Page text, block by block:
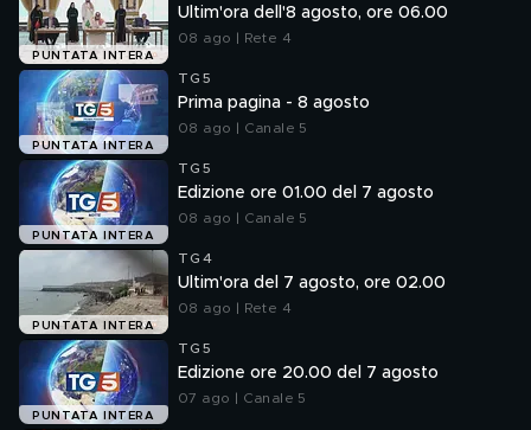
PUNTATA INTERA
Ultim'ora dell'8 agosto, ore 06.00
08 ago | Rete 4
PUNTATA INTERA
TG5
Prima pagina - 8 agosto
08 ago | Canale 5
PUNTATA INTERA
TG5
Edizione ore 01.00 del 7 agosto
08 ago | Canale 5
PUNTATA INTERA
TG4
Ultim'ora del 7 agosto, ore 02.00
08 ago | Rete 4
PUNTATA INTERA
TG5
Edizione ore 20.00 del 7 agosto
07 ago | Canale 5